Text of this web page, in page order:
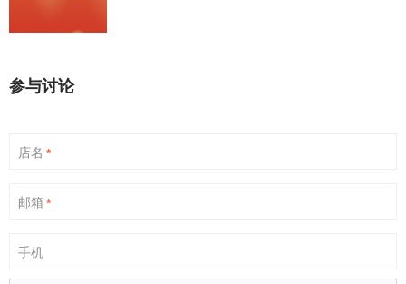
参与讨论
店名 *
邮箱 *
手机